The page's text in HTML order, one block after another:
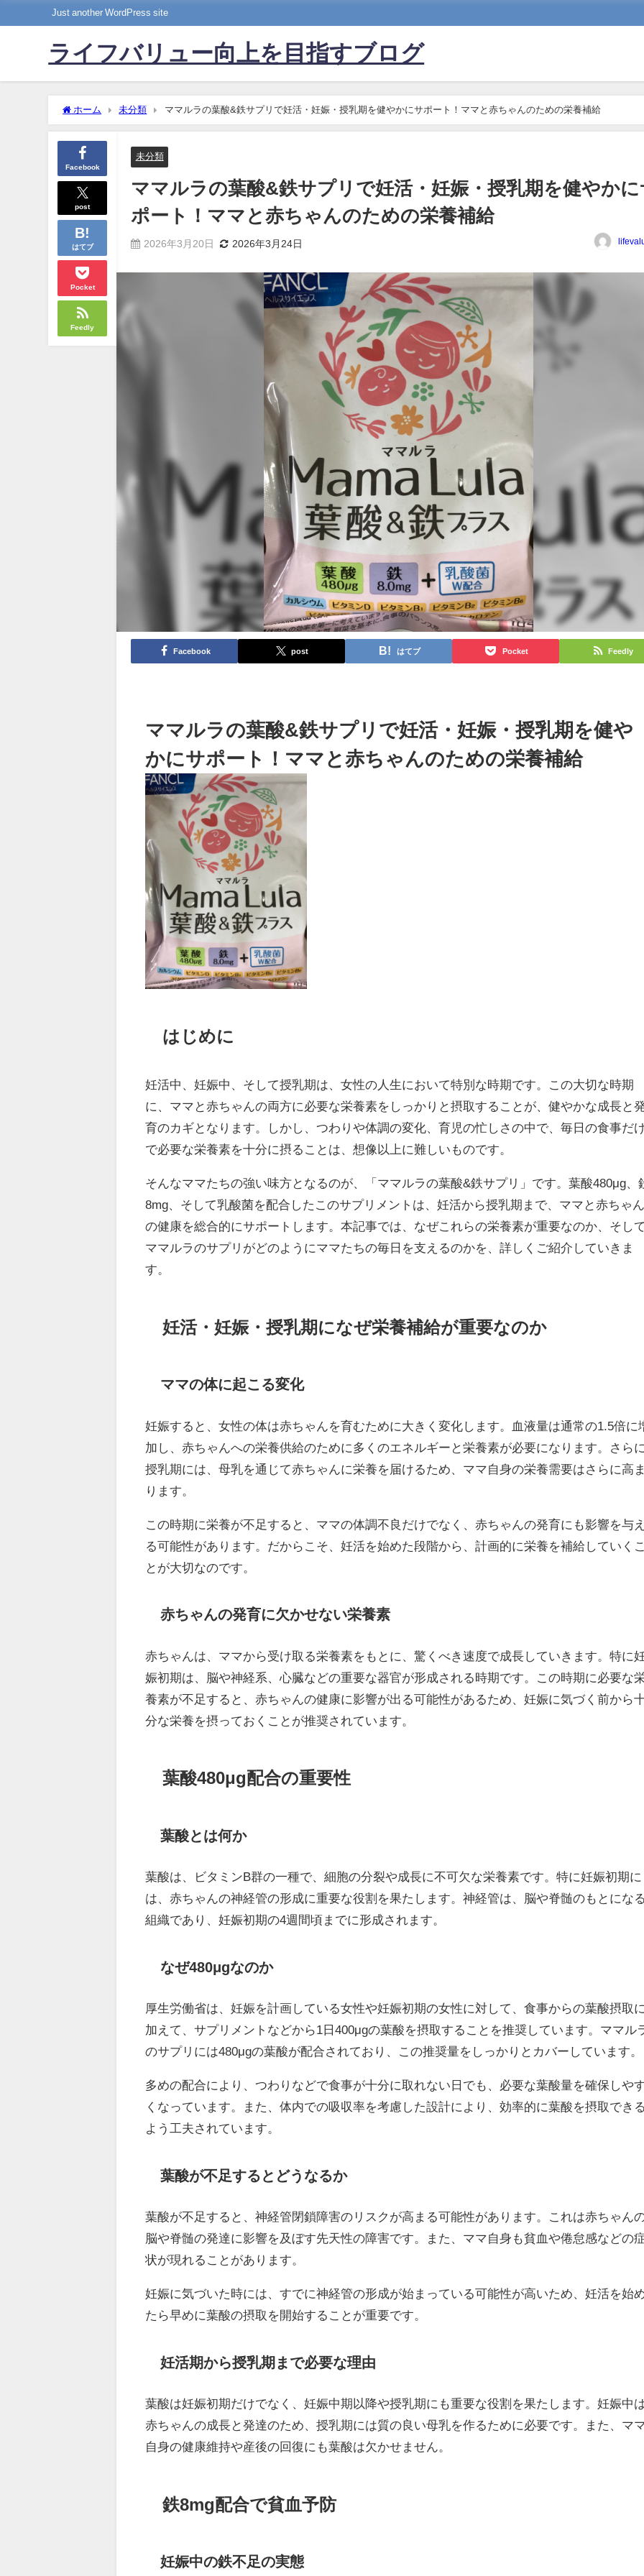
Just another WordPress site
ライフバリュー向上を目指すブログ
ホーム 未分類 ママルラの葉酸&鉄サプリで妊活・妊娠・授乳期を健やかにサポート！ママと赤ちゃんのための栄養補給
Facebook
post
はてブ
Pocket
Feedly
未分類
ママルラの葉酸&鉄サプリで妊活・妊娠・授乳期を健やかに
ポート！ママと赤ちゃんのための栄養補給
2026年3月20日 2026年3月24日
Facebook post はてブ Pocket Feedly
ママルラの葉酸&鉄サプリで妊活・妊娠・授乳期を健や
かにサポート！ママと赤ちゃんのための栄養補給
はじめに
妊活中、妊娠中、そして授乳期は、女性の人生において特別な時期です。この大切な時期
に、ママと赤ちゃんの両方に必要な栄養素をしっかりと摂取することが、健やかな成長と
育のカギとなります。しかし、つわりや体調の変化、育児の忙しさの中で、毎日の食事だ
で必要な栄養素を十分に摂ることは、想像以上に難しいものです。
そんなママたちの強い味方となるのが、「ママルラの葉酸&鉄サプリ」です。葉酸480μg、
8mg、そして乳酸菌を配合したこのサプリメントは、妊活から授乳期まで、ママと赤ちゃん
の健康を総合的にサポートします。本記事では、なぜこれらの栄養素が重要なのか、そして
ママルラのサプリがどのようにママたちの毎日を支えるのかを、詳しくご紹介していきま
す。
妊活・妊娠・授乳期になぜ栄養補給が重要なのか
ママの体に起こる変化
妊娠すると、女性の体は赤ちゃんを育むために大きく変化します。血液量は通常の1.5倍に
加し、赤ちゃんへの栄養供給のために多くのエネルギーと栄養素が必要になります。さらに
授乳期には、母乳を通じて赤ちゃんに栄養を届けるため、ママ自身の栄養需要はさらに高ま
ります。
この時期に栄養が不足すると、ママの体調不良だけでなく、赤ちゃんの発育にも影響を与え
る可能性があります。だからこそ、妊活を始めた段階から、計画的に栄養を補給していくこ
とが大切なのです。
赤ちゃんの発育に欠かせない栄養素
赤ちゃんは、ママから受け取る栄養素をもとに、驚くべき速度で成長していきます。特に
娠初期は、脳や神経系、心臓などの重要な器官が形成される時期です。この時期に必要な
養素が不足すると、赤ちゃんの健康に影響が出る可能性があるため、妊娠に気づく前から
分な栄養を摂っておくことが推奨されています。
葉酸480μg配合の重要性
葉酸とは何か
葉酸は、ビタミンB群の一種で、細胞の分裂や成長に不可欠な栄養素です。特に妊娠初期に
は、赤ちゃんの神経管の形成に重要な役割を果たします。神経管は、脳や脊髄のもとになる
組織であり、妊娠初期の4週間頃までに形成されます。
なぜ480μgなのか
厚生労働省は、妊娠を計画している女性や妊娠初期の女性に対して、食事からの葉酸摂取に
加えて、サプリメントなどから1日400μgの葉酸を摂取することを推奨しています。ママル
のサプリには480μgの葉酸が配合されており、この推奨量をしっかりとカバーしています。
多めの配合により、つわりなどで食事が十分に取れない日でも、必要な葉酸量を確保しや
くなっています。また、体内での吸収率を考慮した設計により、効率的に葉酸を摂取できる
よう工夫されています。
葉酸が不足するとどうなるか
葉酸が不足すると、神経管閉鎖障害のリスクが高まる可能性があります。これは赤ちゃん
脳や脊髄の発達に影響を及ぼす先天性の障害です。また、ママ自身も貧血や倦怠感などの
状が現れることがあります。
妊娠に気づいた時には、すでに神経管の形成が始まっている可能性が高いため、妊活を始
たら早めに葉酸の摂取を開始することが重要です。
妊活期から授乳期まで必要な理由
葉酸は妊娠初期だけでなく、妊娠中期以降や授乳期にも重要な役割を果たします。妊娠中
赤ちゃんの成長と発達のため、授乳期には質の良い母乳を作るために必要です。また、マ
自身の健康維持や産後の回復にも葉酸は欠かせません。
鉄8mg配合で貧血予防
妊娠中の鉄不足の実態